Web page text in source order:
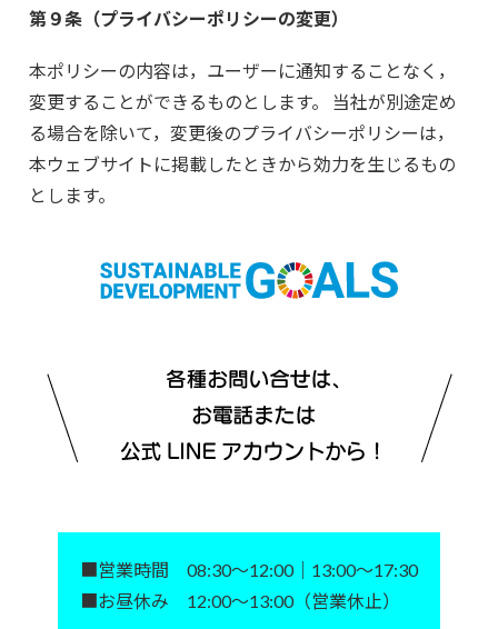
第９条（プライバシーポリシーの変更）
本ポリシーの内容は，ユーザーに通知することなく，
変更することができるものとします。 当社が別途定め
る場合を除いて，変更後のプライバシーポリシーは，
本ウェブサイトに掲載したときから効力を生じるもの
とします。
■営業時間 08:30～12:00｜13:00～17:30
■お昼休み 12:00～13:00（営業休止）